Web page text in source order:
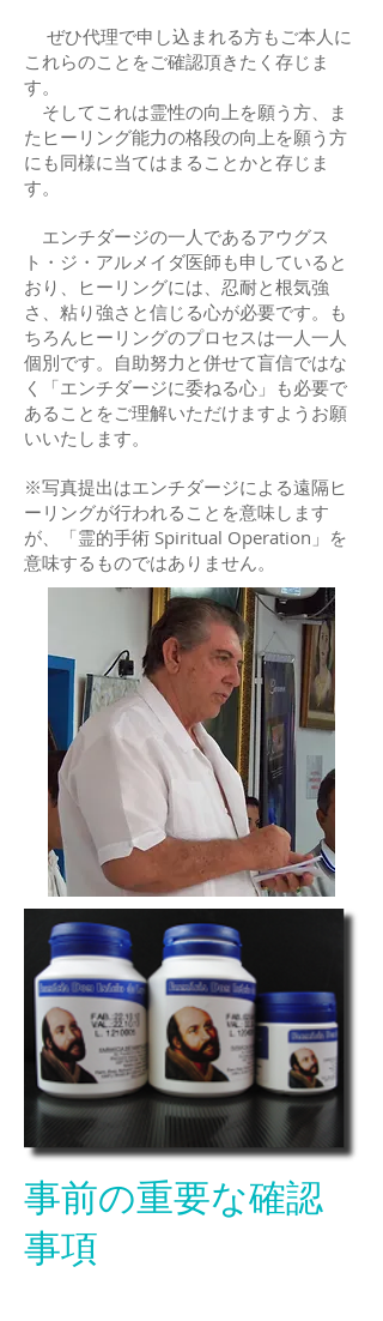
ぜひ代理で申し込まれる方もご本人に
これらのことをご確認頂きたく存じま
す。
そしてこれは霊性の向上を願う方、ま
たヒーリング能力の格段の向上を願う方
にも同様に当てはまることかと存じま
す。
エンチダージの一人であるアウグス
ト・ジ・アルメイダ医師も申していると
おり、ヒーリングには、忍耐と根気強
さ、粘り強さと信じる心が必要です。も
ちろんヒーリングのプロセスは一人一人
個別です。自助努力と併せて盲信ではな
く「エンチダージに委ねる心」も必要で
あることをご理解いただけますようお願
いいたします。
※写真提出はエンチダージによる遠隔ヒ
ーリングが行われることを意味します
が、「霊的手術 Spiritual Operation」を
意味するものではありません。
事前の重要な確認
事項